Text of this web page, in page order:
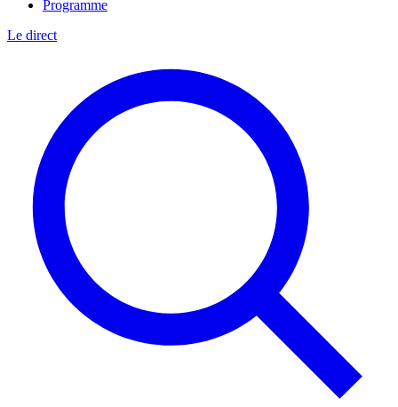
Programme
Le direct